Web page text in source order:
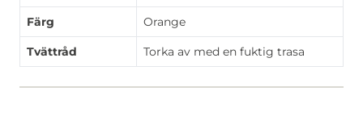
Färg Orange
Tvättråd Torka av med en fuktig trasa